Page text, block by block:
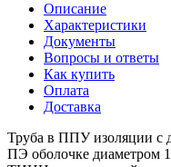
Описание
Характеристики
Документы
Вопросы и ответы
Как купить
Оплата
Доставка
Труба в ППУ изоляции с
ПЭ оболочке диаметром